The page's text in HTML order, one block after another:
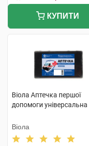
КУПИТИ
Віола Аптечка першої
допомоги
Віола